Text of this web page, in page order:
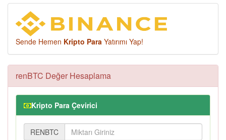
Sende Hemen Kripto Para Yatırımı Yap!
renBTC Değer Hesaplama
Kripto Para Çevirici
RENBTC